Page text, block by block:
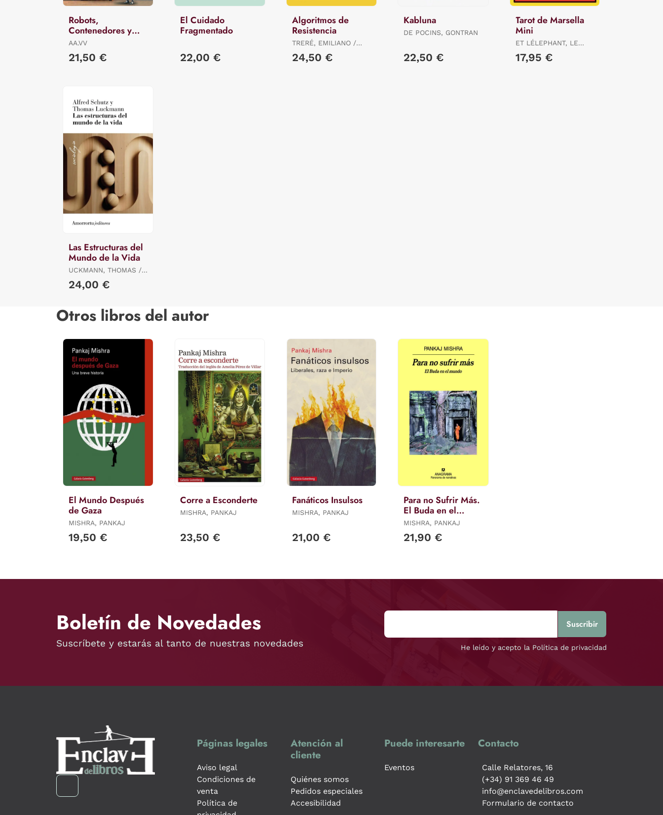
Robots,
Contenedores y
Plataformas
AA.VV
21,50 €
El Cuidado
Fragmentado
22,00 €
Algoritmos de
Resistencia
TRERÉ, EMILIANO /
24,50 €
Kabluna
DE POCINS, GONTRAN
22,50 €
Tarot de Marsella
Mini
ET LÉLEPHANT, LE
LÉLEPHANT, LE LOTUS
17,95 €
Las Estructuras del
Mundo de la Vida
UCKMANN, THOMAS /
24,00 €
Otros libros del autor
El Mundo Después
de Gaza
MISHRA, PANKAJ
19,50 €
Corre a Esconderte
MISHRA, PANKAJ
23,50 €
Fanáticos Insulsos
MISHRA, PANKAJ
21,00 €
Para no Sufrir Más.
El Buda en el
Mundo
MISHRA, PANKAJ
21,90 €
Boletín de Novedades
Suscríbete y estarás al tanto de nuestras novedades He leído y acepto la Política de privacidad
Páginas legales
Aviso legal
Condiciones de
venta
Política de
Atención al
cliente
Quiénes somos
Pedidos especiales
Accesibilidad
Puede interesarte
Eventos
Contacto
Calle Relatores, 16
(+34) 91 369 46 49
info@enclavedelibros.com
Formulario de contacto